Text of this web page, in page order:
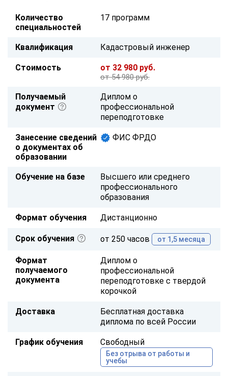
Количество
специальностей
17 программ
Квалификация Кадастровый инженер
Стоимость от 32 980 руб.
от 54 980 руб.
Получаемый
документ
Диплом о
профессиональной
переподготовке
Занесение сведений
о документах об
образовании
ФИС ФРДО
Обучение на базе
Высшего или среднего
профессионального
образования
Формат обучения Дистанционно
Срок обучения от 250 часов от 1,5 месяца
Формат
получаемого
документа
Диплом о
профессиональной
переподготовке с твердой
корочкой
Доставка
Бесплатная доставка
диплома по всей России
График обучения Свободный
Без отрыва от работы и
учебы